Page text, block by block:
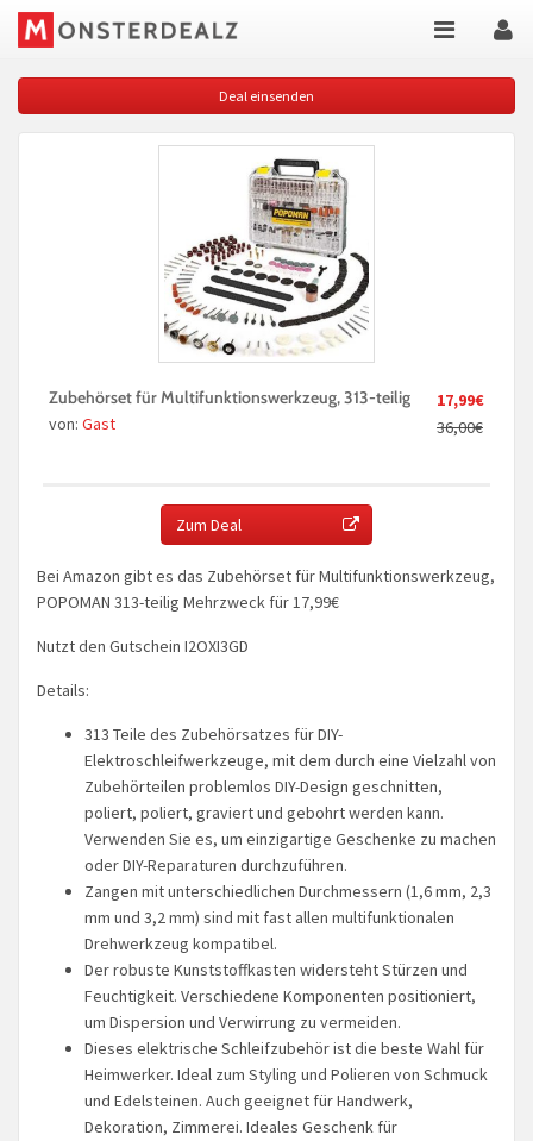
Deal einsenden
17,99€
36,00€
Zubehörset für Multifunktionswerkzeug, 313-teilig
von: Gast
Zum Deal
Bei Amazon gibt es das Zubehörset für Multifunktionswerkzeug,
POPOMAN 313-teilig Mehrzweck für 17,99€
Nutzt den Gutschein I2OXI3GD
Details:
313 Teile des Zubehörsatzes für DIY-
Elektroschleifwerkzeuge, mit dem durch eine Vielzahl von
Zubehörteilen problemlos DIY-Design geschnitten,
poliert, poliert, graviert und gebohrt werden kann.
Verwenden Sie es, um einzigartige Geschenke zu machen
oder DIY-Reparaturen durchzuführen.
Zangen mit unterschiedlichen Durchmessern (1,6 mm, 2,3
mm und 3,2 mm) sind mit fast allen multifunktionalen
Drehwerkzeug kompatibel.
Der robuste Kunststoffkasten widersteht Stürzen und
Feuchtigkeit. Verschiedene Komponenten positioniert,
um Dispersion und Verwirrung zu vermeiden.
Dieses elektrische Schleifzubehör ist die beste Wahl für
Heimwerker. Ideal zum Styling und Polieren von Schmuck
und Edelsteinen. Auch geeignet für Handwerk,
Dekoration, Zimmerei. Ideales Geschenk für